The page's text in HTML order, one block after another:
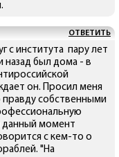
ОТВЕТИТЬ
с института пару лет
назад был дома - в
он. Просил меня
правду собственными
данный момент
с кем-то о
"На